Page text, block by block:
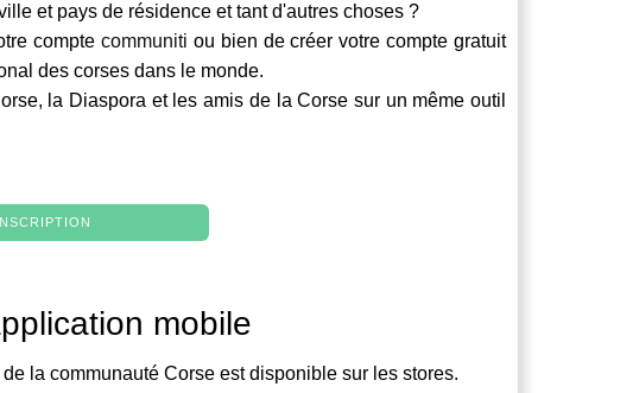
et pays de résidence et tant d'autres choses ?
comptecommuniti ou bien de créer votre compte gratuit
des corses dans le monde.
la Diaspora et les amis de la Corse sur un même outil
INSCRIPTION
mobile
la communauté Corse est disponible sur les stores.